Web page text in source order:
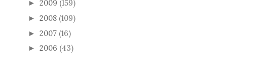
► 2009 (159)
► 2008 (109)
► 2007 (16)
► 2006 (43)